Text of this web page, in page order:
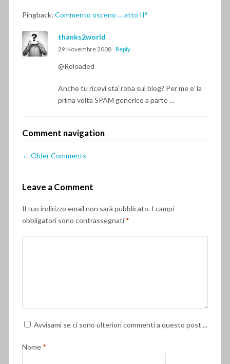
Pingback: Commento osceno … atto II°
thanks2world
29 Novembre 2008 Reply
@Reloaded
Anche tu ricevi sta’ roba sul blog? Per me e’ la
prima volta SPAM generico a parte …
Comment navigation
← Older Comments
Leave a Comment
Il tuo indirizzo email non sarà pubblicato. I campi
obbligatori sono contrassegnati *
Avvisami se ci sono ulteriori commenti a questo post ...
Nome *